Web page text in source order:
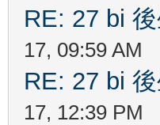
RE: 27 bi
17, 09:59 AM
RE: 27 bi
17, 12:39 PM